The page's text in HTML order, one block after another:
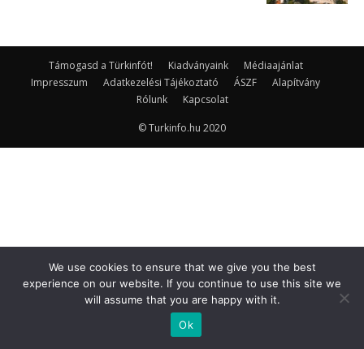
Támogasd a Türkinfót! Kiadványaink
Médiaajánlat
Impresszum
Adatkezelési Tájékoztató ÁSZF
Alapítvány
Rólunk
Kapcsolat
© Turkinfo.hu 2020
We use cookies to ensure that we give you the best
experience on our website. If you continue to use this site we
will assume that you are happy with it.
Ok